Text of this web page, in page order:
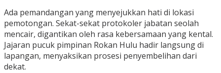
Ada pemandangan yang menyejukkan hati di lokasi
pemotongan. Sekat-sekat protokoler jabatan seolah
mencair, digantikan oleh rasa kebersamaan yang kental.
Jajaran pucuk pimpinan Rokan Hulu hadir langsung di
lapangan, menyaksikan prosesi penyembelihan dari
dekat.